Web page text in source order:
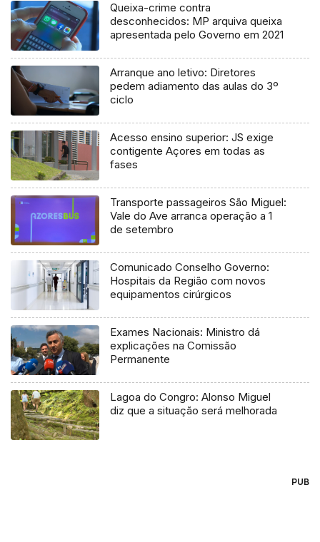
Queixa-crime contra
desconhecidos: MP arquiva queixa
apresentada pelo Governo em 2021
Arranque ano letivo: Diretores
pedem adiamento das aulas do 3º
ciclo
Acesso ensino superior: JS exige
contigente Açores em todas as
fases
Transporte passageiros São Miguel:
Vale do Ave arranca operação a 1
de setembro
Comunicado Conselho Governo:
Hospitais da Região com novos
equipamentos cirúrgicos
Exames Nacionais: Ministro dá
explicações na Comissão
Permanente
Lagoa do Congro: Alonso Miguel
diz que a situação será melhorada
PUB